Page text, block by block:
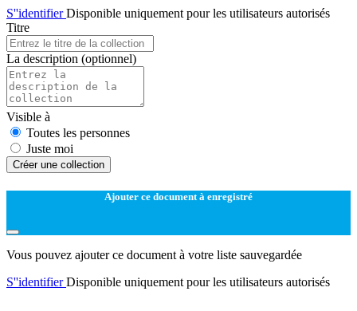
S''identifierDisponible uniquement pour les utilisateurs autorisés
Titre
La description (optionnel)
Visible à
Toutes les personnes
Juste moi
Créer une collection
Ajouter ce document à enregistré
Vous pouvez ajouter ce document à votre liste sauvegardée
S''identifierDisponible uniquement pour les utilisateurs autorisés